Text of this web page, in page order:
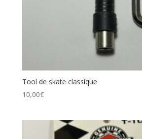
Tool de skate classique
10,00€